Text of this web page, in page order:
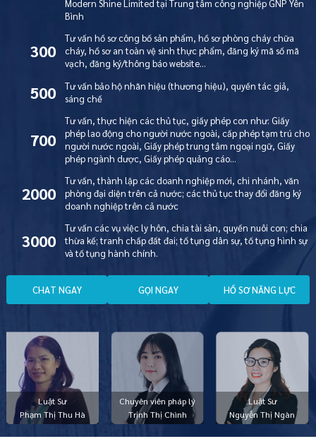
Luật Sư
Phạm Thị Thu Hà
Chuyên viên pháp lý
Trịnh Thị Chình
Luật Sư
Nguyễn Thị Ngàn
Modern Shine Limited tại Trung tâm công nghiệp GNP Yên
Bình
300
Tư vấn hồ sơ công bố sản phẩm, hồ sơ phòng cháy chữa
cháy, hồ sơ an toàn vệ sinh thực phẩm, đăng ký mã số mã
vạch, đăng ký/thông báo website…
500
Tư vấn bảo hộ nhãn hiệu (thương hiệu), quyền tác giả,
sáng chế
700
Tư vấn, thực hiện các thủ tục, giấy phép con như: Giấy
phép lao động cho người nước ngoài, cấp phép tạm trú cho
người nước ngoài, Giấy phép trung tâm ngoại ngữ, Giấy
phép ngành dược, Giấy phép quảng cáo…
2000
Tư vấn, thành lập các doanh nghiệp mới, chi nhánh, văn
phòng đại diện trên cả nước; các thủ tục thay đổi đăng ký
doanh nghiệp trên cả nước
3000
Tư vấn các vụ việc ly hôn, chia tài sản, quyền nuôi con; chia
thừa kế; tranh chấp đất đai; tố tụng dân sự, tố tụng hình sự
và tố tụng hành chính.
CHAT NGAY GỌI NGAY HỒ SƠ NĂNG LỰC